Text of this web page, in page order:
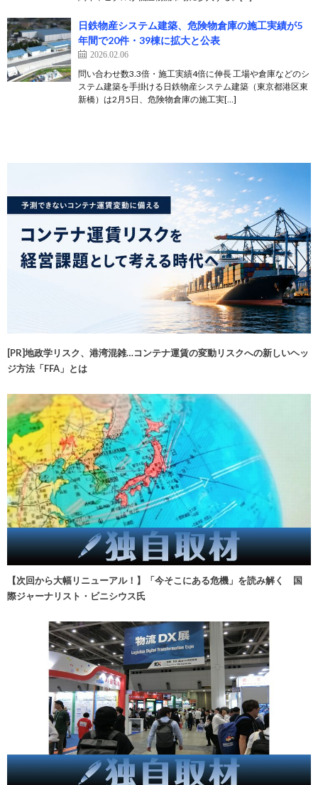
日鉄物産システム建築、危険物倉庫の施工実績が5
年間で20件・39棟に拡大と公表
2026.02.06
問い合わせ数3.3倍・施工実績4倍に伸長 工場や倉庫などのシ
ステム建築を手掛ける日鉄物産システム建築（東京都港区東
新橋）は2月5日、危険物倉庫の施工実[…]
[PR]地政学リスク、港湾混雑…コンテナ運賃の変動リスクへの新しいヘッ
ジ方法「FFA」とは
【次回から大幅リニューアル！】「今そこにある危機」を読み解く 国
際ジャーナリスト・ビニシウス氏